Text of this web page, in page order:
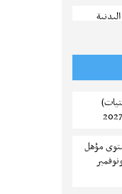
العلوم
بسوسة :
مؤهل